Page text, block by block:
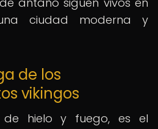
ciudad moderna y
de los
vikingos
de hielo y fuego, es el